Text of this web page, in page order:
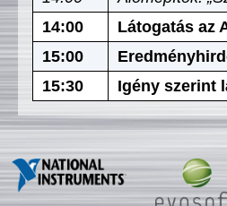
14:00
Látogatás az
15:00
15:30
Igény szerint